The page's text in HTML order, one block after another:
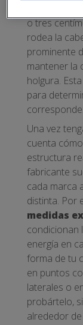
o tres
rodea la
prominente
mantener la
holgura.
para
corresponde.
Una vez
cuenta
estructura
fabricante
cada marca
distinta. Por
medidas
condicionan
energía en
forma de tu
en puntos
laterales o
probártelo,
alrededor